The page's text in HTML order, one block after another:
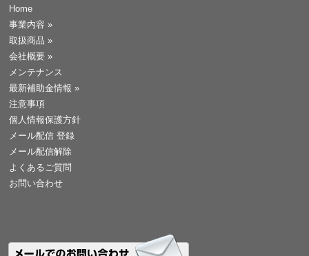
Home
事業内容 »
取扱商品 »
会社概要 »
メンテナンス
最新補助金情報 »
注意事項
個人情報保護方針
メール配信 登録
メール配信解除
よくあるご質問
お問い合わせ